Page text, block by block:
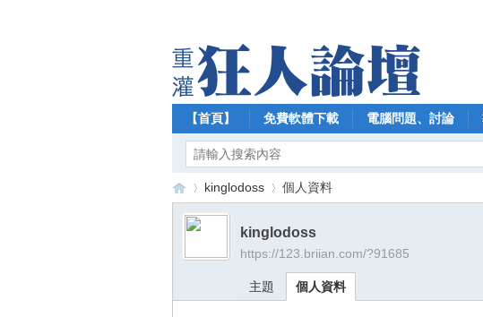
【首頁】 免費軟體下載 電腦問題、討論
›
kinglodoss 個人資料
kinglodoss
https://123.briian.com/?91685
主題 個人資料